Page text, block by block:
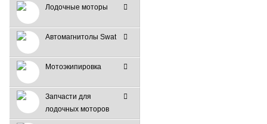
Лодочные моторы
Автомагнитолы Swat
Мотоэкипировка
Запчасти для
лодочных моторов